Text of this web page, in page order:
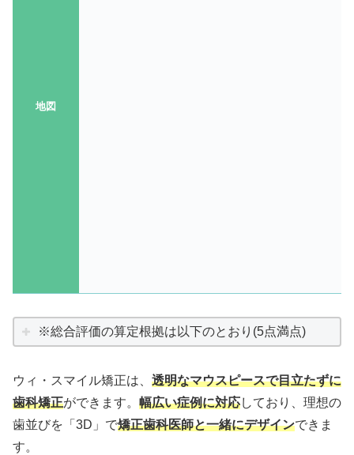
地図
※総合評価の算定根拠は以下のとおり(5点満点)
ウィ・スマイル矯正は、 透明なマウスピースで目立たずに
歯科矯正ができます。 幅広い症例に対応しており、理想の
歯並びを「3D」で矯正歯科医師と一緒にデザインできま
す。